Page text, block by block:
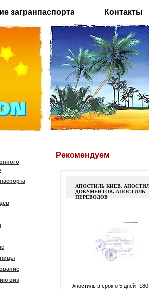
загранпаспорта Контакты
виз
Рекомендуем
АПОСТИЛЬ КИЕВ,
ДОКУМЕНТОВ, АПОСТИЛЬ
ПЕРЕВОДОВ
Апостиль в срок о 5 дней -180